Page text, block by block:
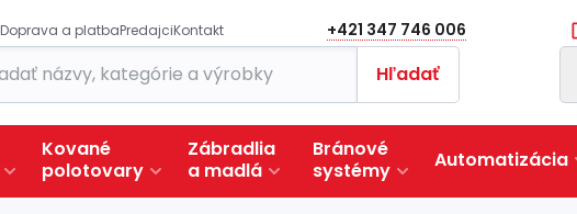
Doprava a platbaPredajciKontakt +421 347 746 006
Hľadať
Kované
polotovary
Zábradlia
a madlá
Bránové
systémy
Automatizácia